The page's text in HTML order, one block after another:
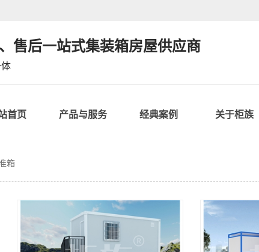
售后一站式集装箱房屋供应商
首页 产品与服务 经典案例 关于柜族
箱